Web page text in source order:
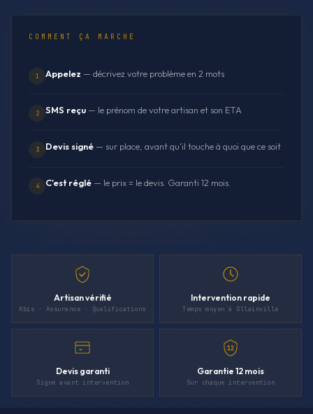
COMMENT ÇA MARCHE
1 Appelez — décrivez votre problème en 2 mots
2 SMS reçu — le prénom de votre artisan et son ETA
3 Devis signé — sur place, avant qu'il touche à quoi que ce soit
4 C'est réglé — le prix = le devis. Garanti 12 mois.
Artisan vérifié
Kbis · Assurance · Qualifications
Intervention rapide
Temps moyen à Ollainville
Devis garanti
Signé avant intervention
12
Garantie 12 mois
Sur chaque intervention